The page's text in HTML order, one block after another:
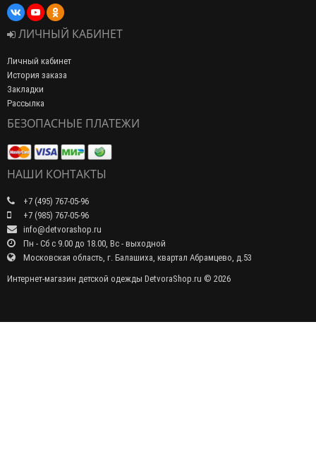
ЛИЧНЫЙ КАБИНЕТ
Личный кабинет
История заказа
Закладки
Рассылка
БЕЗОПАСНЫЕ ПЛАТЕЖИ
НАШИ КОНТАКТЫ
+7 (495) 767-05-96
+7 (985) 767-05-96
info@detvorashop.ru
Пн - Сб с 9.00 до 18.00, Вс - выходной
Московская область, г. Балашиха, квартал Абрамцево, д.53
Интернет-магазин детской одежды DetvoraShop.ru © 2026